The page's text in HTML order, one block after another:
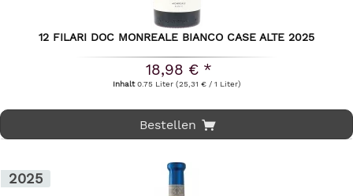
12 FILARI DOC MONREALE BIANCO CASE ALTE 2025
18,98 € *
Inhalt0.75 Liter (25,31 € / 1 Liter)
Bestellen
2025